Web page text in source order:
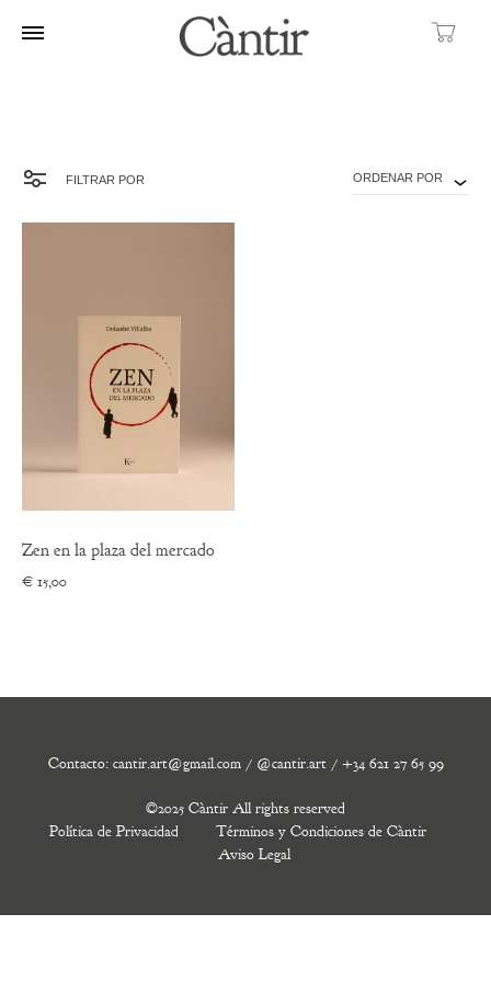
FILTRAR POR ORDENAR POR
Zen en la plaza del mercado
€ 15,00
©2025 Càntir All rights reserved
Política de Privacidad
Términos y Condiciones de Càntir
Aviso Legal
Contacto: cantir.art@gmail.com / @cantir.art / +34 621 27 65 99